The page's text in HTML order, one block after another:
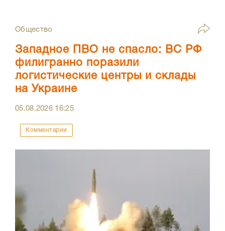
Общество
Западное ПВО не спасло: ВС РФ
филигранно поразили
логистические центры и склады
на Украине
05.08.2026 16:25
Комментарии